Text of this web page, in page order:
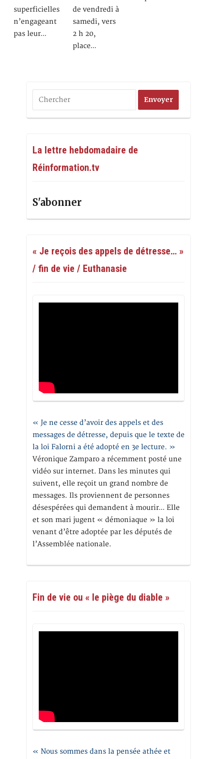
superficielles
n’engageant
pas leur…
de vendredi à
samedi, vers
2 h 20,
place…
La lettre hebdomadaire de
Réinformation.tv
S'abonner
« Je reçois des appels de détresse… »
/ fin de vie / Euthanasie
« Je ne cesse d’avoir des appels et des
messages de détresse, depuis que le texte de
la loi Falorni a été adopté en 3e lecture. »
Véronique Zamparo a récemment posté une
vidéo sur internet. Dans les minutes qui
suivent, elle reçoit un grand nombre de
messages. Ils proviennent de personnes
désespérées qui demandent à mourir… Elle
et son mari jugent « démoniaque » la loi
venant d’être adoptée par les députés de
l’Assemblée nationale.
Fin de vie ou « le piège du diable »
« Nous sommes dans la pensée athée et